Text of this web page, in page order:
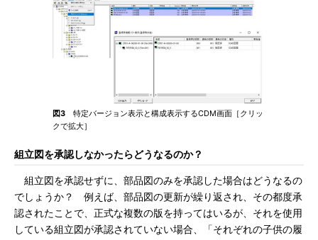
図3 特定バージョン表示と構成表示するCDM画面［クリッ
クで拡大］
組立図を承認しなかったらどうなるのか？
組立図を承認せずに、部品図のみを承認した場合はどうなるの
でしょうか？ 例えば、部品図の更新が繰り返され、その都度承
認されたことで、正式な複数の版を持ってはいるが、それを使用
している組立図が承認されていない場合、「それぞれの子供の履